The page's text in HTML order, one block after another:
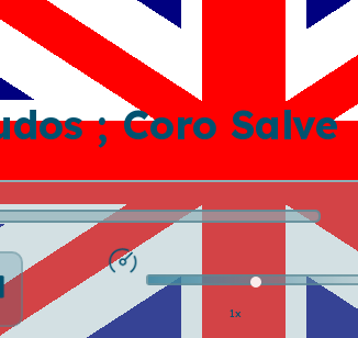
; Coro Salve
1x